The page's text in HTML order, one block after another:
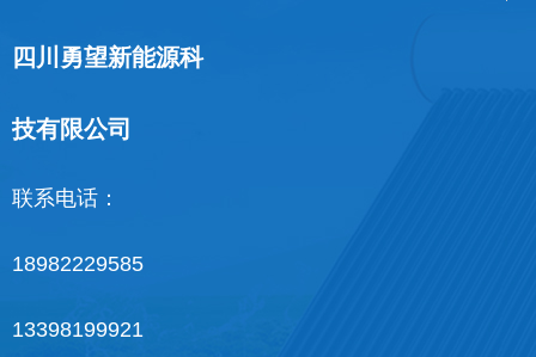
四川勇望新能源科
技有限公司
联系电话：
18982229585
13398199921